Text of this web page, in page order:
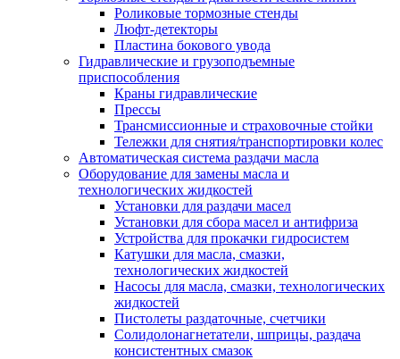
Роликовые тормозные стенды
Люфт-детекторы
Пластина бокового увода
Гидравлические и грузоподъемные
приспособления
Краны гидравлические
Прессы
Трансмиссионные и страховочные стойки
Тележки для снятия/транспортировки колес
Автоматическая система раздачи масла
Оборудование для замены масла и
технологических жидкостей
Установки для раздачи масел
Установки для сбора масел и антифриза
Устройства для прокачки гидросистем
Катушки для масла, смазки,
технологических жидкостей
Насосы для масла, смазки, технологических
жидкостей
Пистолеты раздаточные, счетчики
Солидолонагнетатели, шприцы, раздача
консистентных смазок